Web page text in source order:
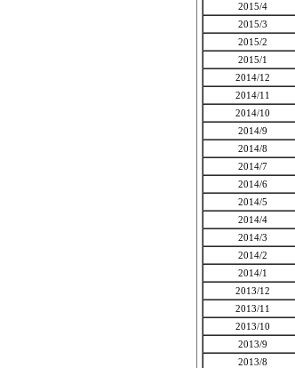
2015/4
2015/3
2015/2
2015/1
2014/12
2014/11
2014/10
2014/9
2014/8
2014/7
2014/6
2014/5
2014/4
2014/3
2014/2
2014/1
2013/12
2013/11
2013/10
2013/9
2013/8